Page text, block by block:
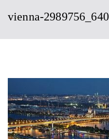
vienna-2989756_640